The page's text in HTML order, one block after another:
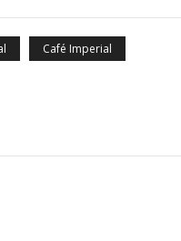
Café Imperial